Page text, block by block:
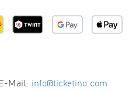
Mail: info@ticketino.com